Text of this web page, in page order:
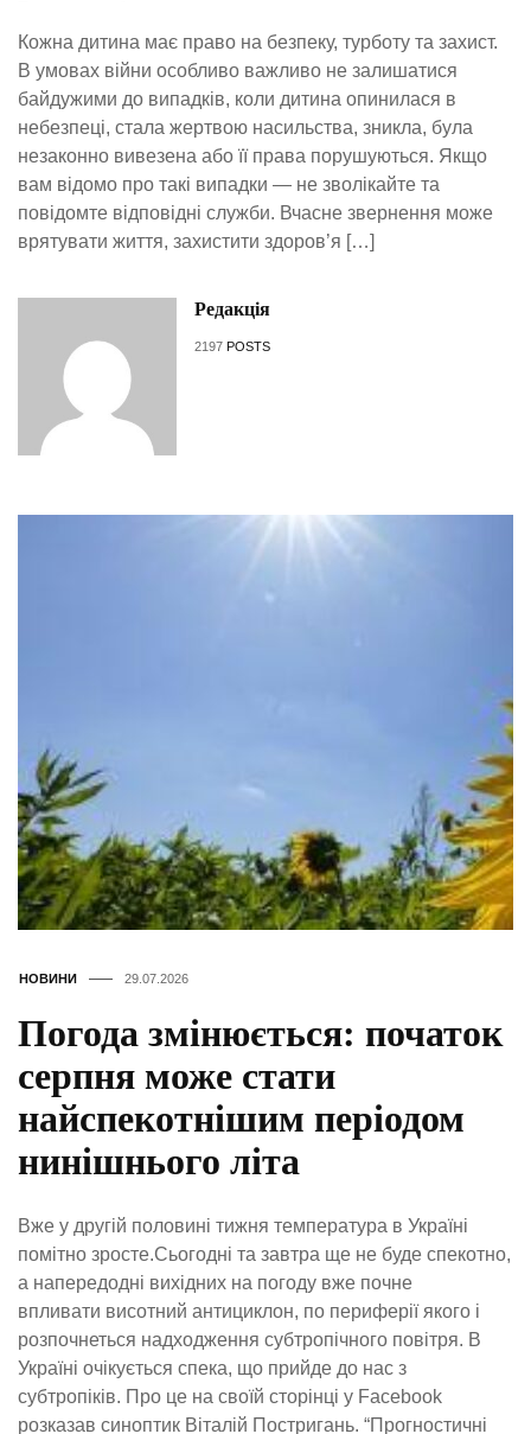
Кожна дитина має право на безпеку, турботу та захист.
В умовах війни особливо важливо не залишатися
байдужими до випадків, коли дитина опинилася в
небезпеці, стала жертвою насильства, зникла, була
незаконно вивезена або її права порушуються. Якщо
вам відомо про такі випадки — не зволікайте та
повідомте відповідні служби. Вчасне звернення може
врятувати життя, захистити здоров’я […]
Редакція
2197 POSTS
НОВИНИ 29.07.2026
Погода змінюється: початок
серпня може стати
найспекотнішим періодом
нинішнього літа
Вже у другій половині тижня температура в Україні
помітно зросте.Сьогодні та завтра ще не буде спекотно,
а напередодні вихідних на погоду вже почне
впливати висотний антициклон, по периферії якого і
розпочнеться надходження субтропічного повітря. В
Україні очікується спека, що прийде до нас з
субтропіків. Про це на своїй сторінці у Facebook
розказав синоптик Віталій Постригань. “Прогностичні